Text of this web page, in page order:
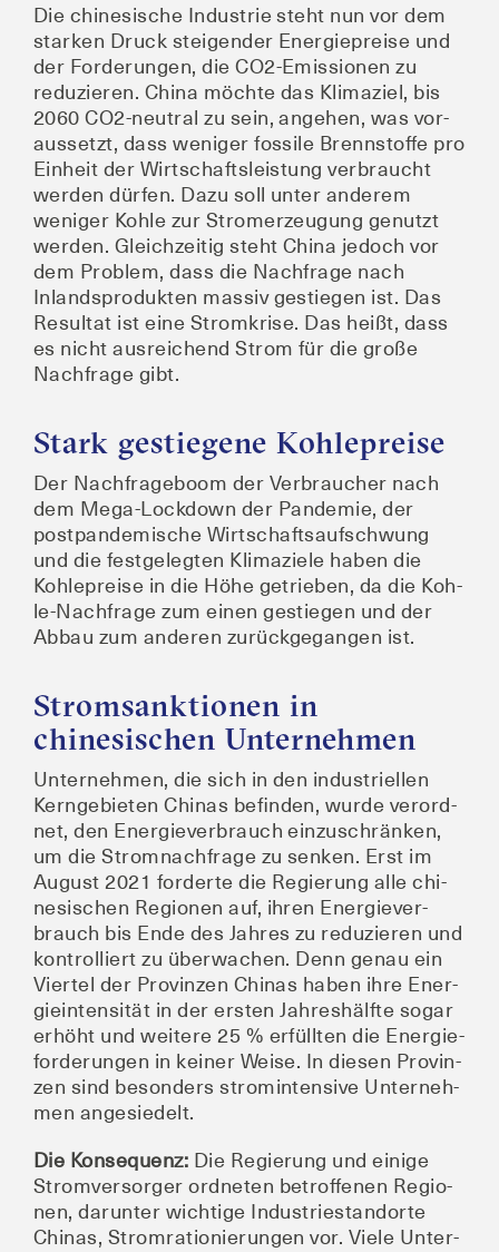
Die chi­ne­si­sche Indus­trie steht nun vor dem
star­ken Druck stei­gen­der Ener­gie­prei­se und
der For­de­run­gen, die CO2-Emis­sio­nen zu
redu­zie­ren. Chi­na möch­te das Kli­ma­ziel, bis
2060 CO2-neu­tral zu sein, ange­hen, was vor­
aus­setzt, dass weni­ger fos­si­le Brenn­stof­fe pro
Ein­heit der Wirt­schafts­leis­tung ver­braucht
wer­den dür­fen. Dazu soll unter ande­rem
weni­ger Koh­le zur Strom­erzeu­gung genutzt
wer­den. Gleich­zei­tig steht Chi­na jedoch vor
dem Pro­blem, dass die Nach­fra­ge nach
Inlands­pro­duk­ten mas­siv gestie­gen ist. Das
Resul­tat ist eine Strom­kri­se. Das heißt, dass
es nicht aus­rei­chend Strom für die gro­ße
Nach­fra­ge gibt.
Stark gestiegene Kohlepreise
Der Nach­fra­ge­boom der Ver­brau­cher nach
dem Mega-Lock­down der Pan­de­mie, der
post­pan­de­mi­sche Wirt­schafts­auf­schwung
und die fest­ge­leg­ten Kli­ma­zie­le haben die
Koh­le­prei­se in die Höhe getrie­ben, da die Koh­
le-Nach­fra­ge zum einen gestie­gen und der
Abbau zum ande­ren zurück­ge­gan­gen ist.
Stromsanktionen in
chinesischen Unternehmen
Unter­neh­men, die sich in den indus­tri­el­len
Kern­ge­bie­ten Chi­nas befin­den, wur­de ver­ord­
net, den Ener­gie­ver­brauch ein­zu­schrän­ken,
um die Strom­nach­fra­ge zu sen­ken. Erst im
August 2021 for­der­te die Regie­rung alle chi­
ne­si­schen Regio­nen auf, ihren Ener­gie­ver­
brauch bis Ende des Jah­res zu redu­zie­ren und
kon­trol­liert zu über­wa­chen. Denn genau ein
Vier­tel der Pro­vin­zen Chi­nas haben ihre Ener­
gie­in­ten­si­tät in der ers­ten Jah­res­hälf­te sogar
erhöht und wei­te­re 25 % erfüll­ten die Ener­gie­
for­de­run­gen in kei­ner Wei­se. In die­sen Pro­vin­
zen sind beson­ders strom­in­ten­si­ve Unter­neh­
men angesiedelt.
Die Kon­se­quenz: Die Regie­rung und eini­ge
Strom­ver­sor­ger ord­ne­ten betrof­fe­nen Regio­
nen, dar­un­ter wich­ti­ge Indus­trie­stand­or­te
Chi­nas, Strom­ra­tio­nie­run­gen vor. Vie­le Unter­